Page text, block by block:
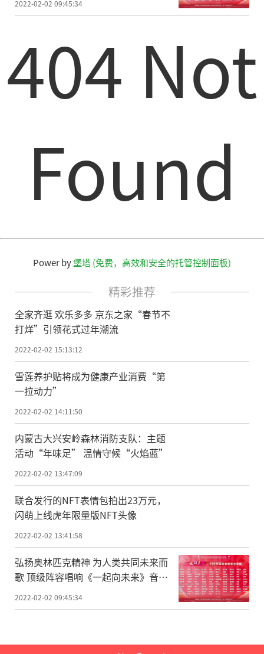
2022-02-02 09:45:34
404 Not
Found
Power by堡塔 (免费，高效和安全的托管控制面板)
精彩推荐
全家齐逛 欢乐多多 京东之家“春节不
打烊”引领花式过年潮流
2022-02-02 15:13:12
雪莲养护贴将成为健康产业消费“第
一拉动力”
2022-02-02 14:11:50
内蒙古大兴安岭森林消防支队：主题
活动“年味足” 温情守候“火焰蓝”
2022-02-02 13:47:09
联合发行的NFT表情包拍出23万元，
闪萌上线虎年限量版NFT头像
2022-02-02 13:41:58
弘扬奥林匹克精神 为人类共同未来而
歌 顶级阵容唱响《一起向未来》音乐
2022-02-02 09:45:34